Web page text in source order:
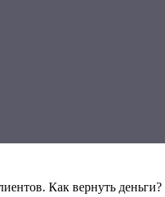
Как вернуть деньги?